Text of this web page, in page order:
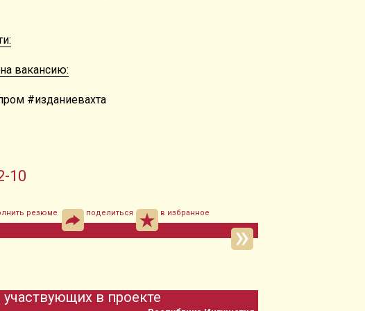
вакансию:
#изданиевахта
10
резюме поделиться в избранное
в проекте